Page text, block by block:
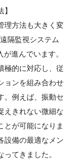
理方法も大きく変
隔監視システム
進んでいます。
極的に対応し、従
ョンを組み合わせ
。例えば、振動セ
えきれない微細な
とが可能になりま
設備の最適なメン
てきました。